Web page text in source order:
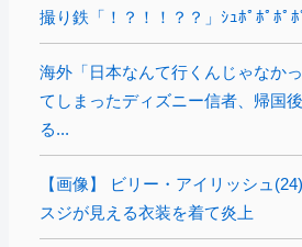
撮り鉄「！？！！？？」ｼｭﾎﾟﾎﾟﾎﾟﾎ
海外「日本なんて行くんじゃなか
てしまったディズニー信者、帰国
る...
【画像】 ビリー・アイリッシュ
スジが見える衣装を着て炎上